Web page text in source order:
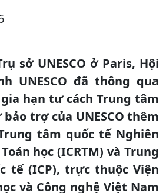
sở UNESCO ở Paris, Hội
UNESCO đã thông qua
hạn tư cách Trung tâm
trợ của UNESCO thêm
tâm quốc tế Nghiên
học (ICRTM) và Trung
tế (ICP), trực thuộc Viện
và Công nghệ Việt Nam